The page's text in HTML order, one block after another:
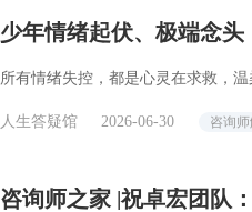
少年情绪起伏、极端念
所有情绪失控，都是心灵在求救，温
人生答疑馆 2026-06-30 咨询
咨询师之家 |祝卓宏团队